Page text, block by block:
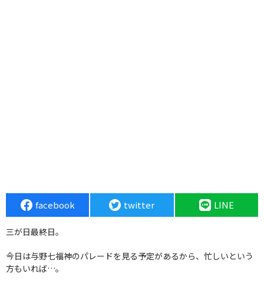
facebook twitter LINE
三が日最終日。
今日は与野七福神のパレードを見る予定があるから、忙しいという
方もいれば…。